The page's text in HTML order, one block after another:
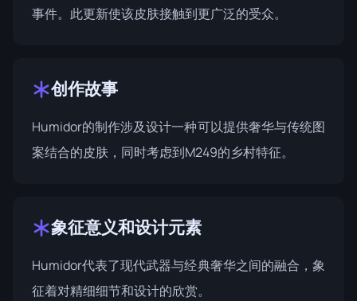
事件。此更新使该皮肤接触到更广泛的受众。
创作故事
Humidor的制作涉及设计一种可以提供奢华与传统图
案结合的皮肤，同时考虑到M249的乡村特征。
象征意义和设计元素
Humidor代表了现代武器与经典奢华之间的融合，象
征着对精细细节和设计的欣赏。